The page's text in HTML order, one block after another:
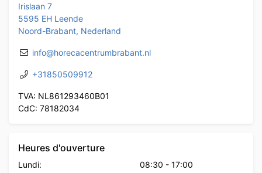
Irislaan 7
5595 EH Leende
Noord-Brabant, Nederland
info@horecacentrumbrabant.nl
+31850509912
TVA: NL861293460B01
CdC: 78182034
Heures d'ouverture
Lundi: 08:30 - 17:00